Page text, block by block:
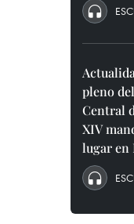
pleno
Central
XIV
lugar en